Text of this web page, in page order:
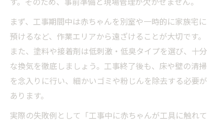
まず、工事期間中は赤ちゃんを別室や一時的に家族宅に
預けるなど、作業エリアから遠ざけることが大切です。
また、塗料や接着剤は低刺激・低臭タイプを選び、十分
な換気を徹底しましょう。工事終了後も、床や壁の清掃
を念入りに行い、細かいゴミや粉じんを除去する必要が
あります。
実際の失敗例として「工事中に赤ちゃんが工具に触れて